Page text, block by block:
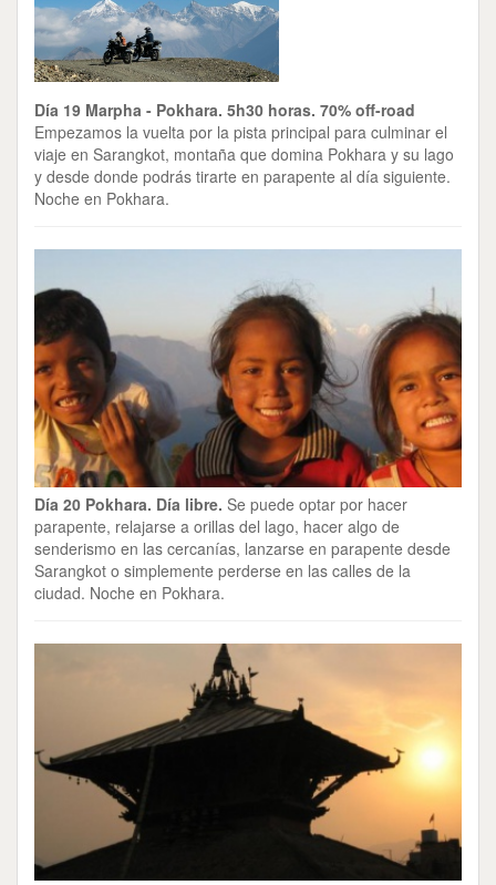
Día 19 Marpha - Pokhara. 5h30 horas. 70% off-road
Empezamos la vuelta por la pista principal para culminar el
viaje en Sarangkot, montaña que domina Pokhara y su lago
y desde donde podrás tirarte en parapente al día siguiente.
Noche en Pokhara.
Día 20 Pokhara. Día libre. Se puede optar por hacer
parapente, relajarse a orillas del lago, hacer algo de
senderismo en las cercanías, lanzarse en parapente desde
Sarangkot o simplemente perderse en las calles de la
ciudad. Noche en Pokhara.